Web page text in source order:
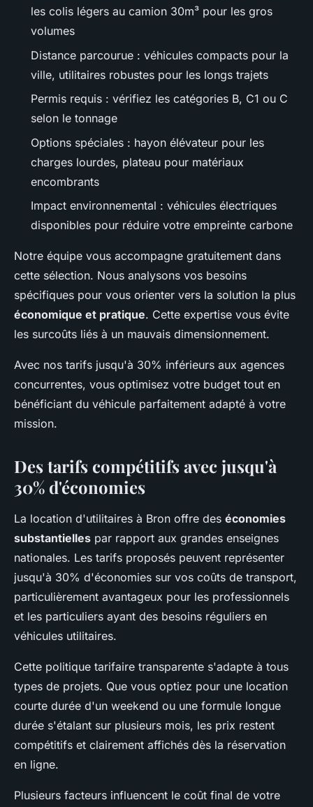
les colis légers au camion 30m³ pour les gros
volumes
Distance parcourue : véhicules compacts pour la
ville, utilitaires robustes pour les longs trajets
Permis requis : vérifiez les catégories B, C1 ou C
selon le tonnage
Options spéciales : hayon élévateur pour les
charges lourdes, plateau pour matériaux
encombrants
Impact environnemental : véhicules électriques
disponibles pour réduire votre empreinte carbone
Notre équipe vous accompagne gratuitement dans
cette sélection. Nous analysons vos besoins
spécifiques pour vous orienter vers la solution la plus
économique et pratique. Cette expertise vous évite
les surcoûts liés à un mauvais dimensionnement.
Avec nos tarifs jusqu'à 30% inférieurs aux agences
concurrentes, vous optimisez votre budget tout en
bénéficiant du véhicule parfaitement adapté à votre
mission.
Des tarifs compétitifs avec jusqu'à
30% d'économies
La location d'utilitaires à Bron offre des économies
substantielles par rapport aux grandes enseignes
nationales. Les tarifs proposés peuvent représenter
jusqu'à 30% d'économies sur vos coûts de transport,
particulièrement avantageux pour les professionnels
et les particuliers ayant des besoins réguliers en
véhicules utilitaires.
Cette politique tarifaire transparente s'adapte à tous
types de projets. Que vous optiez pour une location
courte durée d'un weekend ou une formule longue
durée s'étalant sur plusieurs mois, les prix restent
compétitifs et clairement affichés dès la réservation
en ligne.
Plusieurs facteurs influencent le coût final de votre